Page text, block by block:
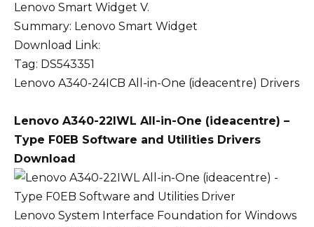
Lenovo Smart Widget V.
Summary: Lenovo Smart Widget
Download Link:
Tag: DS543351
Lenovo A340-24ICB All-in-One (ideacentre) Drivers
Lenovo A340-22IWL All-in-One (ideacentre) –
Type F0EB Software and Utilities Drivers
Download
Lenovo System Interface Foundation for Windows